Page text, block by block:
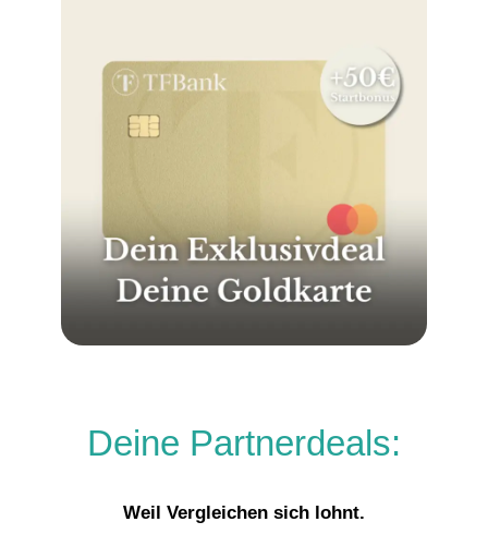
Deine Partnerdeals:
Weil Vergleichen sich lohnt.